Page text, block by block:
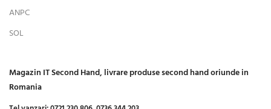
ANPC
SOL
Magazin IT Second Hand, livrare produse second hand oriunde in
Romania